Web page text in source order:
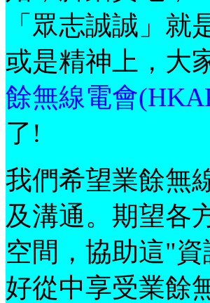
「眾志誠誠」
或是精神上，大
餘無線電會
了!
我們希望業餘無
及溝通。期望各
空間，協助這"
好從中享受業餘